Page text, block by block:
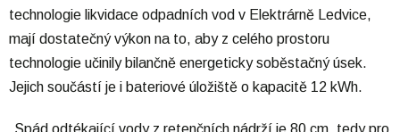
technologie likvidace odpadních vod v Elektrárně Ledvice,
mají dostatečný výkon na to, aby z celého prostoru
technologie učinily bilančně energeticky soběstačný úsek.
Jejich součástí je i bateriové úložiště o kapacitě 12 kWh.